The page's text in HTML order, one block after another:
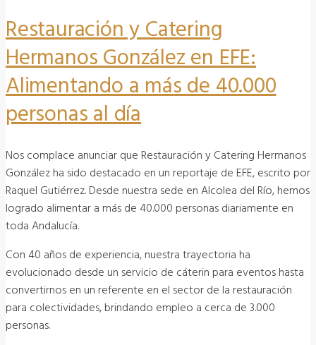
Restauración y Catering
Hermanos González en EFE:
Alimentando a más de 40.000
personas al día
Nos complace anunciar que Restauración y Catering Hermanos
González ha sido destacado en un reportaje de EFE, escrito por
Raquel Gutiérrez. Desde nuestra sede en Alcolea del Río, hemos
logrado alimentar a más de 40.000 personas diariamente en
toda Andalucía.
Con 40 años de experiencia, nuestra trayectoria ha
evolucionado desde un servicio de cáterin para eventos hasta
convertirnos en un referente en el sector de la restauración
para colectividades, brindando empleo a cerca de 3.000
personas.